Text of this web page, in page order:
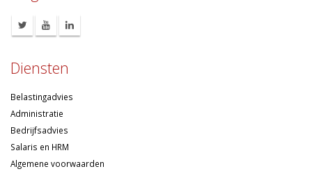
Diensten
Belastingadvies
Administratie
Bedrijfsadvies
Salaris en HRM
Algemene voorwaarden